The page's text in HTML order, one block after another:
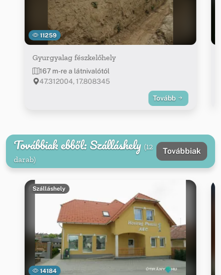
11259
Gyurgyalag fészkelőhely
167 m-re a látnivalótól
47.312004, 17.808345
Tovább
Továbbiak ebből: Szálláshely (12
darab)
Továbbiak
14184
Szálláshely